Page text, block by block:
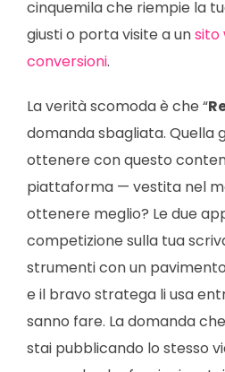
cinquemila che riempie la
giusti o porta visite a unsito
conversioni.
La verità scomoda è che “
domanda sbagliata. Quella
ottenere con questo
piattaforma — vestita nel
ottenere meglio? Le due
competizione sulla tua
strumenti con un
e il bravo stratega li usa
sanno fare. La domanda
stai pubblicando lo stesso